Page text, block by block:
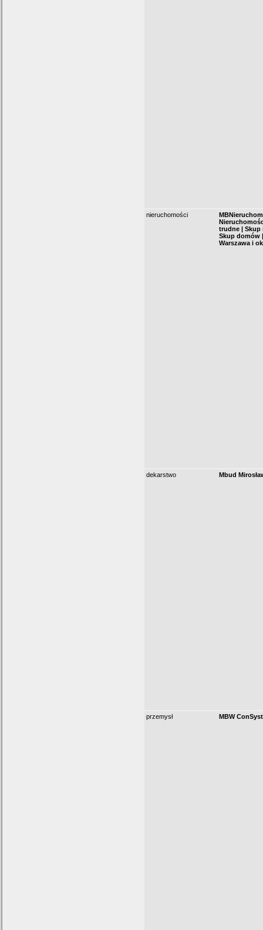
nieruchomości
trudne | Skup
Skup domów
Warszawa i
dekarstwo Mbud
przemysł MBW